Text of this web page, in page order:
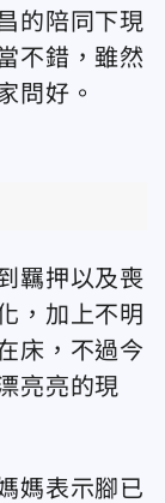
的陪同下現
不錯，雖然
問好。
羈押以及喪
，加上不明
床，不過今
亮亮的現
媽表示腳已